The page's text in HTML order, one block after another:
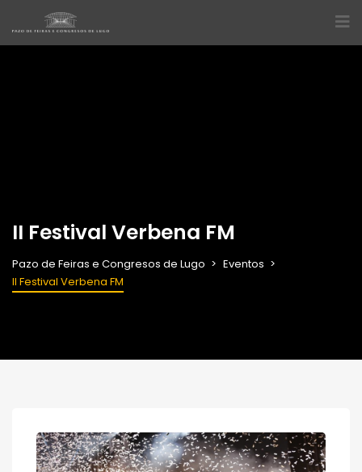
II Festival Verbena FM
Pazo de Feiras e Congresos de Lugo
Eventos
II Festival Verbena FM